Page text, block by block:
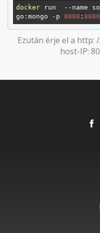
docker run  --name
go:mongo -p 8080 : 8080
Ezután érje el a http:
host-IP: